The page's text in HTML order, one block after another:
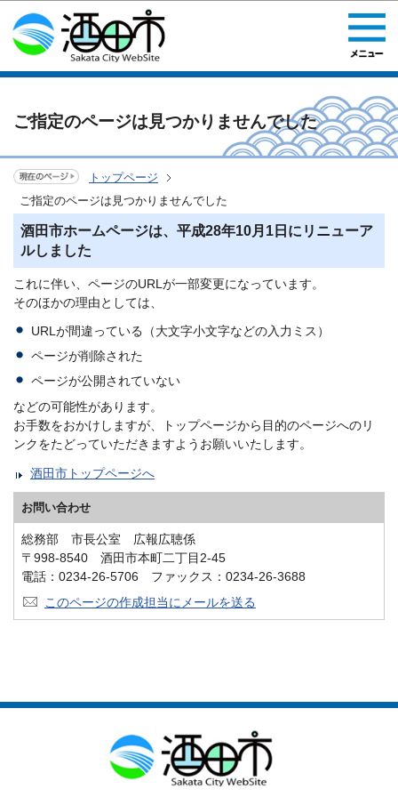
このページの本文へ移動
ご指定のページは見つかりませんでした
トップページ
ご指定のページは見つかりませんでした
酒田市ホームページは、平成28年10月1日にリニューア
ルしました
これに伴い、ページのURLが一部変更になっています。
そのほかの理由としては、
URLが間違っている（大文字小文字などの入力ミス）
ページが削除された
ページが公開されていない
などの可能性があります。
お手数をおかけしますが、トップページから目的のページへのリ
ンクをたどっていただきますようお願いいたします。
酒田市トップページへ
お問い合わせ
総務部 市長公室 広報広聴係
〒998-8540 酒田市本町二丁目2-45
電話：0234-26-5706 ファックス：0234-26-3688
このページの作成担当にメールを送る